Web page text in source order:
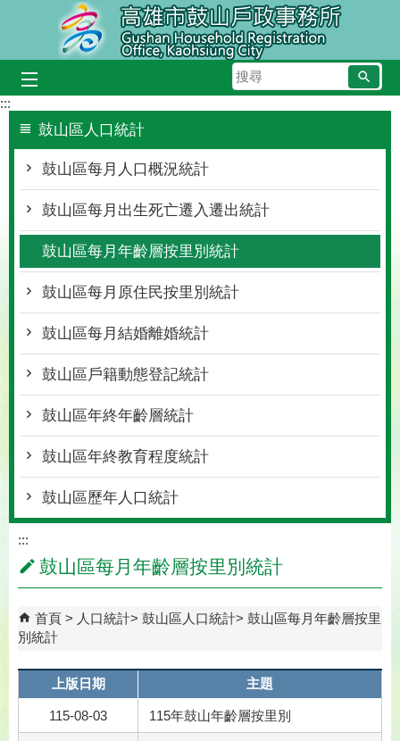
跳到主要內容區塊
搜
尋
:::
鼓山區人口統計
鼓山區每月人口概況統計
鼓山區每月出生死亡遷入遷出統計
鼓山區每月年齡層按里別統計
鼓山區每月原住民按里別統計
鼓山區每月結婚離婚統計
鼓山區戶籍動態登記統計
鼓山區年終年齡層統計
鼓山區年終教育程度統計
鼓山區歷年人口統計
:::
鼓山區每月年齡層按里別統計
首頁 人口統計 鼓山區人口統計
鼓山區每月年齡層按里
別統計
上版日期 主題
115-08-03 115年鼓山年齡層按里別